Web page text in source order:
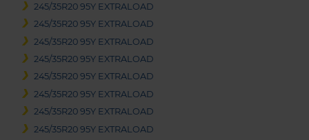
245/35R20 95Y EXTRALOAD
245/35R20 95Y EXTRALOAD
245/35R20 95Y EXTRALOAD
245/35R20 95Y EXTRALOAD
245/35R20 95Y EXTRALOAD
245/35R20 95Y EXTRALOAD
245/35R20 95Y EXTRALOAD
245/35R20 95Y EXTRALOAD